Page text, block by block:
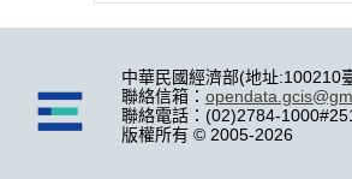
中華民國經濟部(地址:100210
聯絡信箱：
聯絡電話：(02)2784-
版權所有 © 2005-2026